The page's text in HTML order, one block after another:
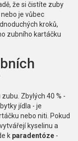
že si čistíte zuby
je vůbec
kroků,
zubního kartáčku
Zbylých 40 % -
jídla - je
nebo niti. Pokud
kyselinu a
k paradentóze -